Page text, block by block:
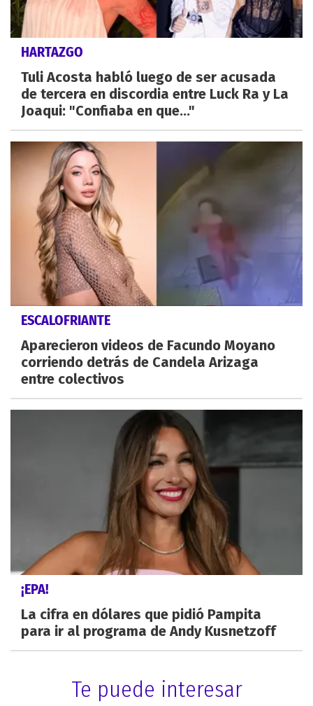
HARTAZGO
Tuli Acosta habló luego de ser acusada
de tercera en discordia entre Luck Ra y La
Joaqui: "Confiaba en que..."
ESCALOFRIANTE
Aparecieron videos de Facundo Moyano
corriendo detrás de Candela Arizaga
entre colectivos
¡EPA!
La cifra en dólares que pidió Pampita
para ir al programa de Andy Kusnetzoff
Te puede interesar